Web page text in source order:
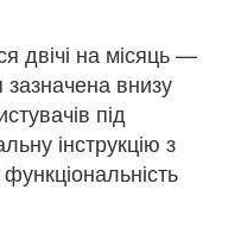
двічі на місяць —
внизу
під
інструкцію з